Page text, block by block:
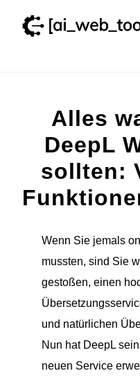
Inhalt
Wissenswertes
Alles
DeepL
sollten:
Wenn Sie jemals
mussten, sind Sie
gestoßen, einen
und natürlichen
Nun hat DeepL
neuen Service